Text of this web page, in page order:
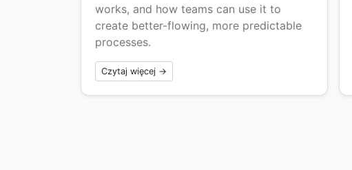
works, and how teams can use it to
create better-flowing, more predictable
processes.
Czytaj więcej →